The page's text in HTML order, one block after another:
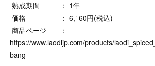
熟成期間 ： 1年
価格 ： 6,160円(税込)
商品ページ ：
https://www.laodijp.com/products/
bang